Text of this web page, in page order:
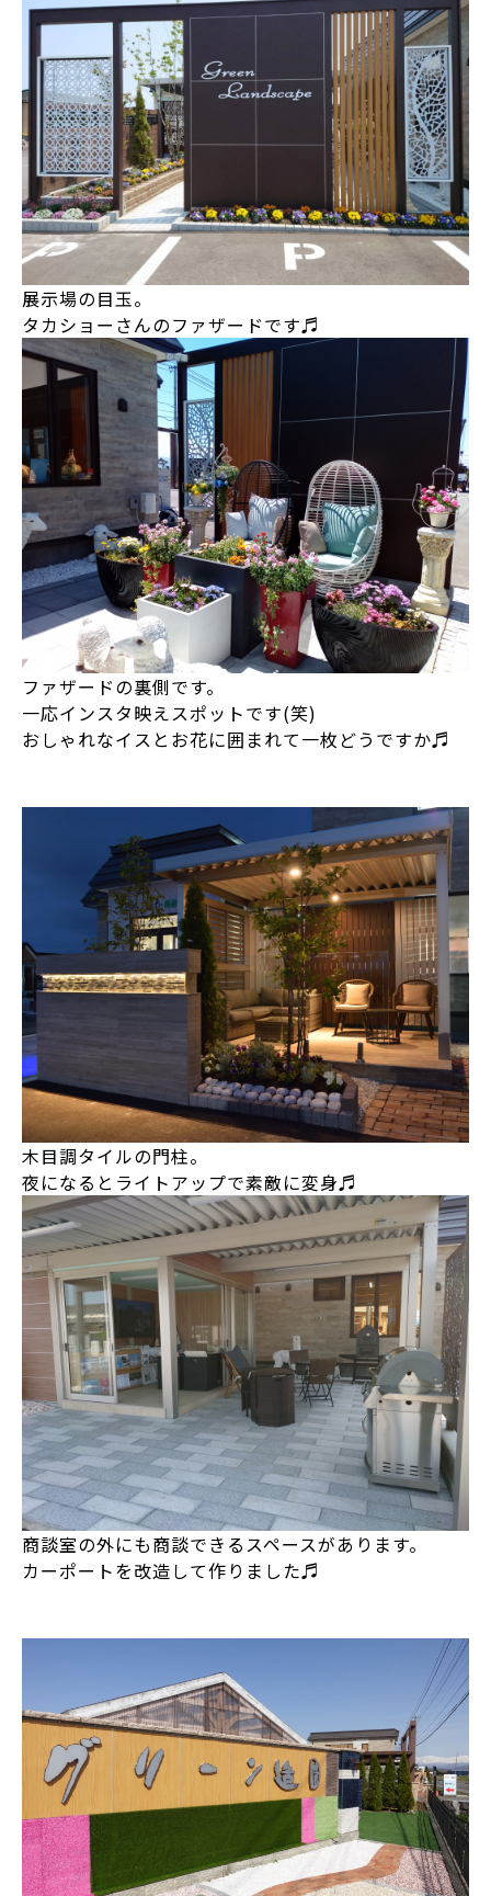
展示場の目玉。
タカショーさんのファザードです♬
ファザードの裏側です。
一応インスタ映えスポットです(笑)
おしゃれなイスとお花に囲まれて一枚どうですか♬
木目調タイルの門柱。
夜になるとライトアップで素敵に変身♬
商談室の外にも商談できるスペースがあります。
カーポートを改造して作りました♬